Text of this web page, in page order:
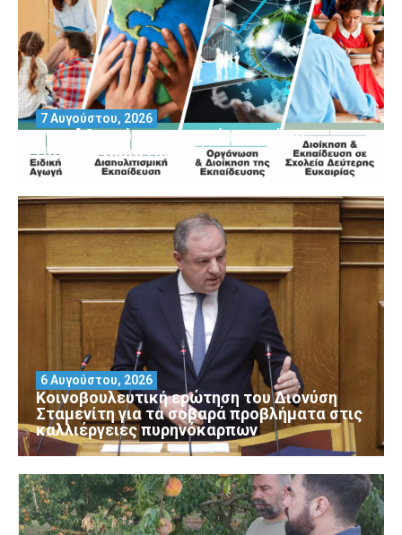
Μοριοδοτούμενα Σεμινάρια από το
Πανεπιστήμιο Πειραιά
7 Αυγούστου, 2026
Κοινοβουλευτική ερώτηση του Διονύση
Σταμενίτη για τα σοβαρά προβλήματα στις
καλλιέργειες πυρηνόκαρπων
6 Αυγούστου, 2026